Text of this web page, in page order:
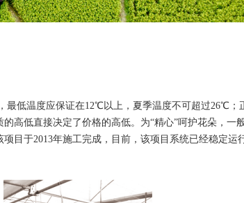
低温度应保证在12℃以上，夏季温度不可超过26℃；
高低直接决定了价格的高低。为“精心”呵护花朵，一
目于2013年施工完成，目前，该项目系统已经稳定运